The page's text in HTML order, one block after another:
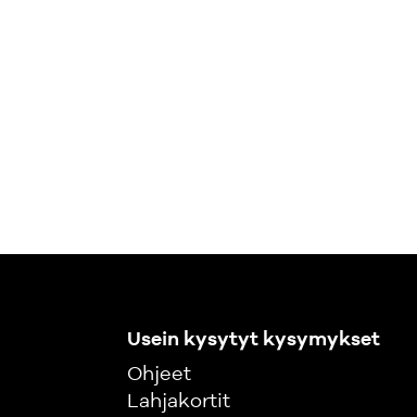
Usein kysytyt kysymykset
Ohjeet
Lahjakortit